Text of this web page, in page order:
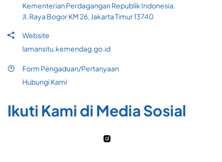
Kementerian Perdagangan Republik Indonesia.
Jl. Raya Bogor KM 26, Jakarta Timur 13740
Website
lamansitu.kemendag.go.id
Form Pengaduan/Pertanyaan
Hubungi Kami
Ikuti Kami di Media Sosial